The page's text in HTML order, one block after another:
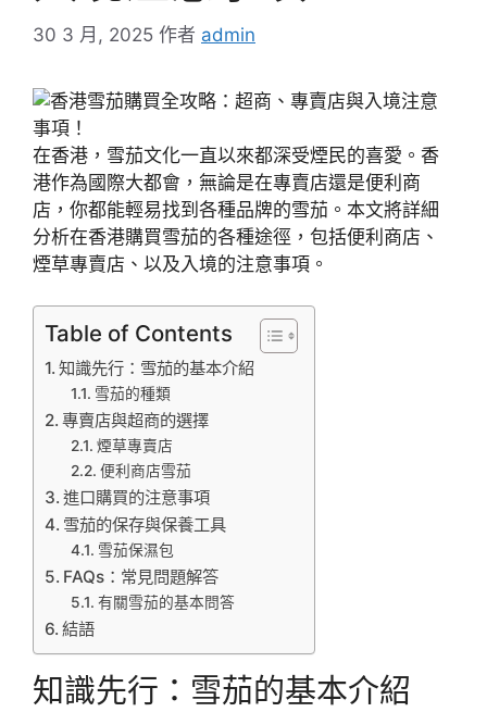
30 3 月, 2025 作者 admin
在香港，雪茄文化一直以來都深受煙民的喜愛。香
港作為國際大都會，無論是在專賣店還是便利商
店，你都能輕易找到各種品牌的雪茄。本文將詳細
分析在香港購買雪茄的各種途徑，包括便利商店、
煙草專賣店、以及入境的注意事項。
Table of Contents
知識先行：雪茄的基本介紹
雪茄的種類
專賣店與超商的選擇
煙草專賣店
便利商店雪茄
進口購買的注意事項
雪茄的保存與保養工具
雪茄保濕包
FAQs：常見問題解答
有關雪茄的基本問答
結語
知識先行：雪茄的基本介紹